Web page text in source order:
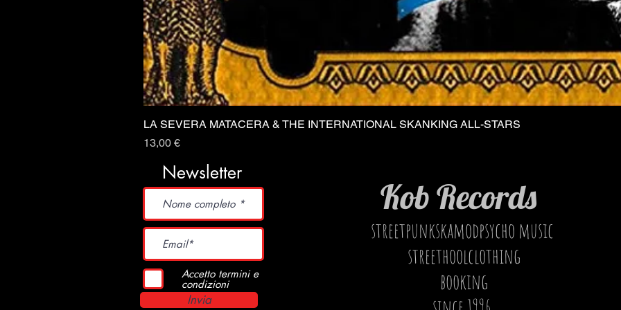
Vista rapida
LA SEVERA MATACERA & THE INTERNATIONAL SKANKING ALL-STARS
Prezzo
13,00 €
Kob Records
streetpunkskamodpsycho music
streethoolclothing
booking
Newsletter
Accetto termini e
condizioni
Invia